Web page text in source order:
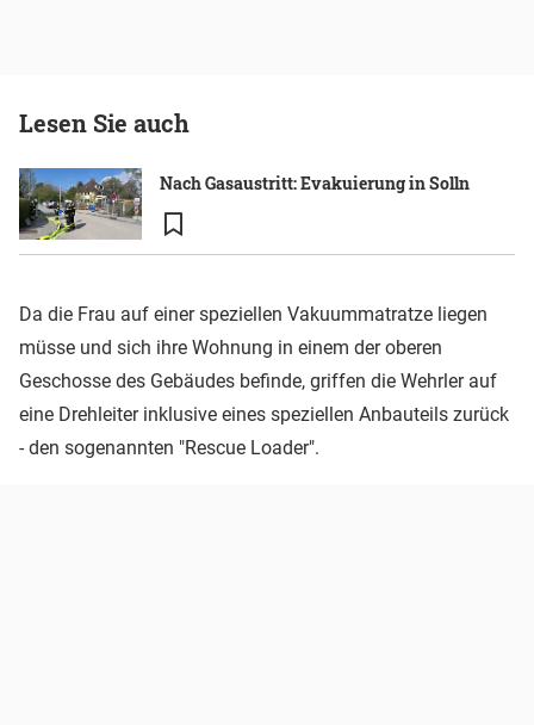
Lesen Sie auch
Nach Gasaustritt: Evakuierung in Solln
Da die Frau auf einer speziellen Vakuummatratze liegen
müsse und sich ihre Wohnung in einem der oberen
Geschosse des Gebäudes befinde, griffen die Wehrler auf
eine Drehleiter inklusive eines speziellen Anbauteils zurück
- den sogenannten "Rescue Loader".